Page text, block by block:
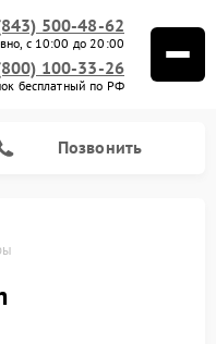
500-48-62
с 10:00 до 20:00
100-33-26
бесплатный по РФ
Позвонить